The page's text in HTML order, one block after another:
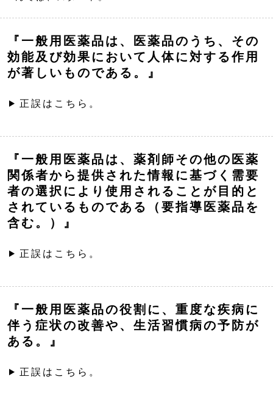
『一般用医薬品は、医薬品のうち、その
効能及び効果において人体に対する作用
が著しいものである。』
正誤はこちら。
『一般用医薬品は、薬剤師その他の医薬
関係者から提供された情報に基づく需要
者の選択により使用されることが目的と
されているものである（要指導医薬品を
含む。）』
正誤はこちら。
『一般用医薬品の役割に、重度な疾病に
伴う症状の改善や、生活習慣病の予防が
ある。』
正誤はこちら。